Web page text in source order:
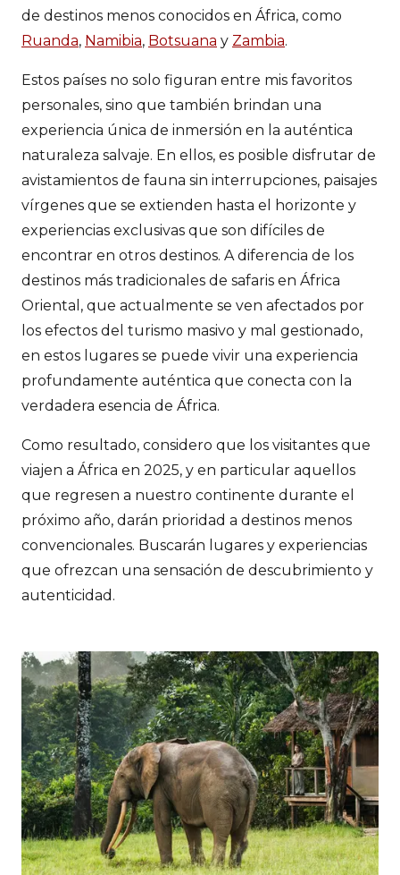
de destinos menos conocidos en África, como
Ruanda, Namibia, Botsuana y Zambia.
Estos países no solo figuran entre mis favoritos
personales, sino que también brindan una
experiencia única de inmersión en la auténtica
naturaleza salvaje. En ellos, es posible disfrutar de
avistamientos de fauna sin interrupciones, paisajes
vírgenes que se extienden hasta el horizonte y
experiencias exclusivas que son difíciles de
encontrar en otros destinos. A diferencia de los
destinos más tradicionales de safaris en África
Oriental, que actualmente se ven afectados por
los efectos del turismo masivo y mal gestionado,
en estos lugares se puede vivir una experiencia
profundamente auténtica que conecta con la
verdadera esencia de África.
Como resultado, considero que los visitantes que
viajen a África en 2025, y en particular aquellos
que regresen a nuestro continente durante el
próximo año, darán prioridad a destinos menos
convencionales. Buscarán lugares y experiencias
que ofrezcan una sensación de descubrimiento y
autenticidad.